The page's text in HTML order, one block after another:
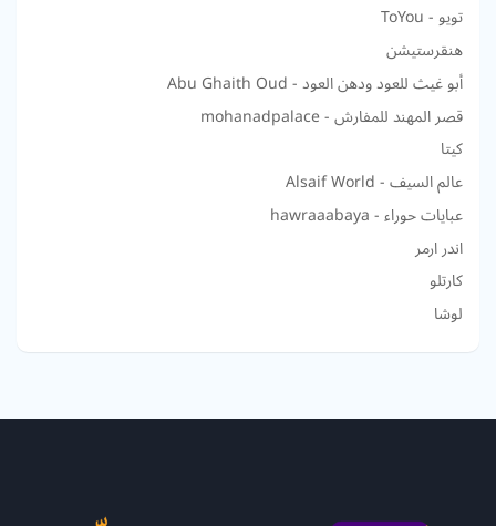
تويو - ToYou
هنقرستيشن
أبو غيث للعود ودهن العود - Abu Ghaith Oud
قصر المهند للمفارش - mohanadpalace
كيتا
عالم السيف - Alsaif World
عبايات حوراء - hawraaabaya
اندر ارمر
كارتلو
لوشا